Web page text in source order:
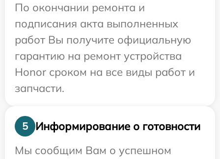
По окончании ремонта и
подписания акта выполненных
работ Вы получите официальную
гарантию на ремонт устройства
Honor сроком на все виды работ и
запчасти.
5
Информирование о готовности
Мы сообщим Вам о успешном